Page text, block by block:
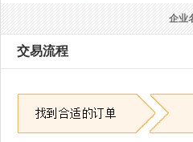
企业
交易流程